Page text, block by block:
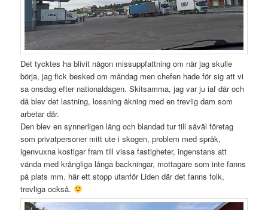
Det tycktes ha blivit någon missuppfattning om när jag skulle
börja, jag fick besked om måndag men chefen hade för sig att vi
sa onsdag efter nationaldagen. Skitsamma, jag var ju iaf där och
då blev det lastning, lossning åkning med en trevlig dam som
arbetar där.
Den blev en synnerligen lång och blandad tur till såväl företag
som privatpersoner mitt ute i skogen, problem med språk,
igenvuxna kostigar fram till vissa fastigheter, ingenstans att
vända med krångliga långa backningar, mottagare som inte fanns
på plats mm. här ett stopp utanför Liden där det fanns folk,
trevliga också.